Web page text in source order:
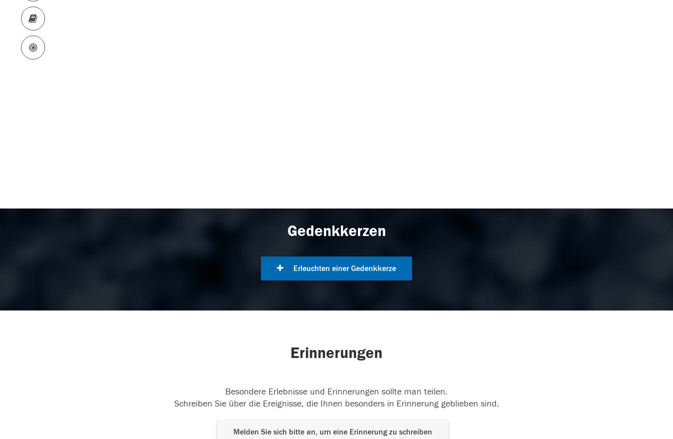
Gedenkkerzen
Erleuchten einer Gedenkkerze
Erinnerungen
Besondere Erlebnisse und Erinnerungen sollte man teilen.
Schreiben Sie über die Ereignisse, die Ihnen besonders in Erinnerung geblieben sind.
Melden Sie sich bitte an, um eine Erinnerung zu schreiben